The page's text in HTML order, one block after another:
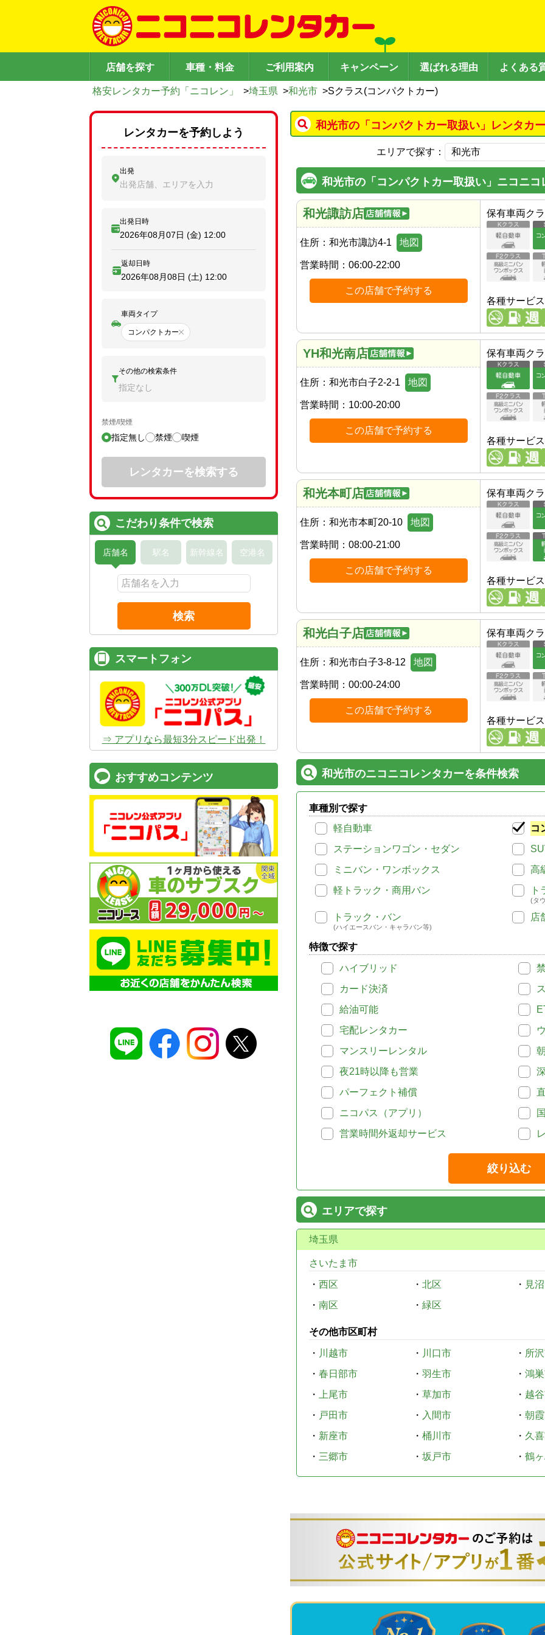
店舗を探す 車種・料金 ご利用案内 キャンペーン 選ばれる理由 よくある
格安レンタカー予約「ニコレン」 >埼玉県 >和光市 >Sクラス(コンパクトカー)
和光市の「コンパクトカー取扱い」レンタカ
エリアで探す：
和光市の「コンパクトカー取扱い」ニコニ
和光諏訪店
住所： 和光市諏訪4-1 地図
営業時間： 06:00-22:00
この店舗で予約する
保有車両ク
各種サービス
YH和光南店
住所： 和光市白子2-2-1 地図
営業時間： 10:00-20:00
この店舗で予約する
保有車両ク
各種サービス
和光本町店
住所： 和光市本町20-10 地図
営業時間： 08:00-21:00
この店舗で予約する
保有車両ク
各種サービス
和光白子店
住所： 和光市白子3-8-12 地図
営業時間： 00:00-24:00
この店舗で予約する
保有車両ク
各種サービス
和光市のニコニコレンタカーを条件検索
車種別で探す
軽自動車
コ
ステーションワゴン・セダン
ミニバン・ワンボックス
高
軽トラック・商用バン
ト
(タ
トラック・バン
(ハイエースバン・キャラバン等)
店
特徴で探す
ハイブリッド
カード決済
給油可能
宅配レンタカー
マンスリーレンタル
夜21時以降も営業
パーフェクト補償
ニコパス（アプリ）
営業時間外返却サービス
絞り込む
エリアで探す
埼玉県
さいたま市
・ 西区 ・ 北区 ・ 見
・ 南区 ・ 緑区
その他市区町村
・ 川越市 ・ 川口市 ・ 所
・ 春日部市 ・ 羽生市 ・ 鴻
・
上尾市 ・ 草加市 ・ 越
・ 戸田市 ・ 入間市 ・ 朝
・ 新座市 ・ 桶川市 ・ 久
・ 三郷市 ・ 坂戸市 ・ 鶴
レンタカーを予約しよう
出発
出発店舗、エリアを入力
出発日時
2026年08月07日 (金) 12:00
返却日時
2026年08月08日 (土) 12:00
車両タイプ
コンパクトカー
その他の検索条件
指定なし
禁煙/喫煙
指定無し 禁煙 喫煙
レンタカーを検索する
こだわり条件で検索
店舗名 駅名 新幹線名 空港名
検索
スマートフォン
⇒ アプリなら最短3分スピード出発！
おすすめコンテンツ